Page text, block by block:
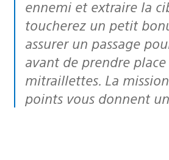
ennemi et extraire la
toucherez un petit
assurer un passage
avant de prendre
mitraillettes. La
points vous donnent